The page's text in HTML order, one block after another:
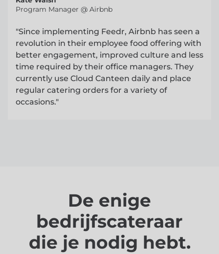
Program Manager @ Airbnb
"Since implementing Feedr, Airbnb has seen a
revolution in their employee food offering with
better engagement, improved culture and less
time required by their office managers. They
currently use Cloud Canteen daily and place
regular catering orders for a variety of
occasions."
De enige
bedrijfscateraar
die je nodig hebt.